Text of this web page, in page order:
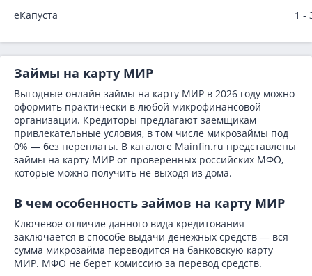
еКапуста 1 -
Займы на карту МИР
Выгодные онлайн займы на карту МИР в 2026 году можно
оформить практически в любой микрофинансовой
организации. Кредиторы предлагают заемщикам
привлекательные условия, в том числе микрозаймы под
0% — без переплаты. В каталоге Mainfin.ru представлены
займы на карту МИР от проверенных российских МФО,
которые можно получить не выходя из дома.
В чем особенность займов на карту МИР
Ключевое отличие данного вида кредитования
заключается в способе выдачи денежных средств — вся
сумма микрозайма переводится на банковскую карту
МИР. МФО не берет комиссию за перевод средств.